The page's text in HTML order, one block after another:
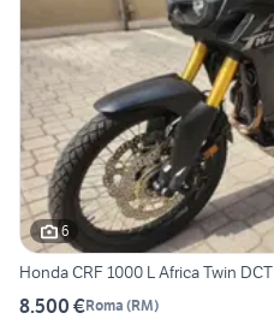
6
Honda CRF 1000 L Africa Twin DCT
8.500 €Roma (RM)